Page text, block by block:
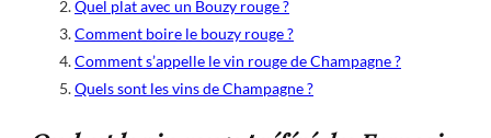
Quel plat avec un Bouzy rouge ?
Comment boire le bouzy rouge ?
Comment s’appelle le vin rouge de Champagne ?
Quels sont les vins de Champagne ?